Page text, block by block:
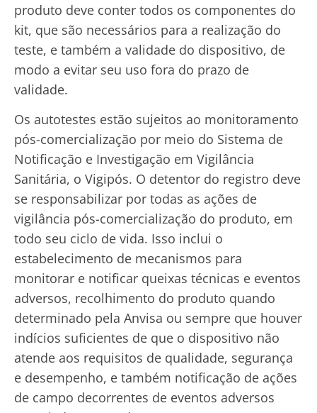
produto deve conter todos os componentes do
kit, que são necessários para a realização do
teste, e também a validade do dispositivo, de
modo a evitar seu uso fora do prazo de
validade.
Os autotestes estão sujeitos ao monitoramento
pós-comercialização por meio do Sistema de
Notificação e Investigação em Vigilância
Sanitária, o Vigipós. O detentor do registro deve
se responsabilizar por todas as ações de
vigilância pós-comercialização do produto, em
todo seu ciclo de vida. Isso inclui o
estabelecimento de mecanismos para
monitorar e notificar queixas técnicas e eventos
adversos, recolhimento do produto quando
determinado pela Anvisa ou sempre que houver
indícios suficientes de que o dispositivo não
atende aos requisitos de qualidade, segurança
e desempenho, e também notificação de ações
de campo decorrentes de eventos adversos